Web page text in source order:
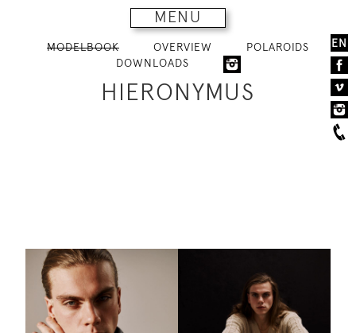
MENU
EN
MODELBOOK OVERVIEW
POLAROIDS
DOWNLOADS
HIERONYMUS